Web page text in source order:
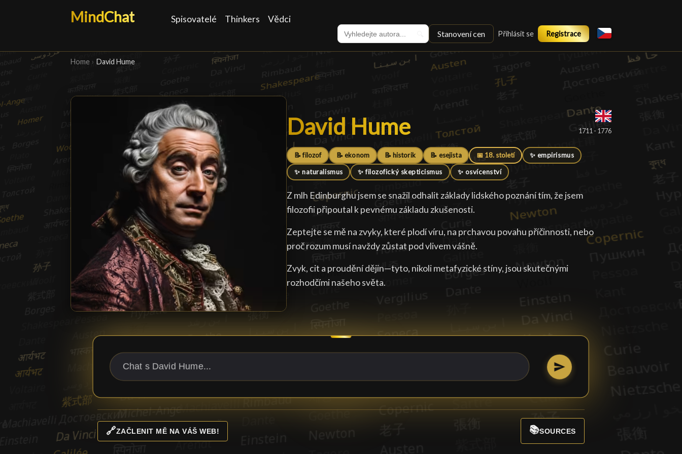
MindChat Spisovatelé Thinkers Vědci
Stanovení cen Přihlásit se Registrace
Home › David Hume
David Hume
David Hume 1711 - 1776
📝 filozof 📝 ekonom 📝 historik 📝 esejista 📅 18. století ✨ empirismus
✨ naturalismus ✨ filozofický skepticismus ✨ osvícenství
Z mlh Edinburghu jsem se snažil odhalit základy lidského poznání tím, že jsem
filozofii připoutal k pevnému základu zkušenosti.
Zeptejte se mě na zvyky, které plodí víru, na prchavou povahu příčinnosti, nebo
proč rozum musí navždy zůstat pod vlivem vášně.
Zvyk, cit a proudění dějin—tyto, nikoli metafyzické stíny, jsou skutečnými
rozhodčími našeho světa.
🔗ZAČLENIT MĚ NA VÁŠ WEB! 📚SOURCES